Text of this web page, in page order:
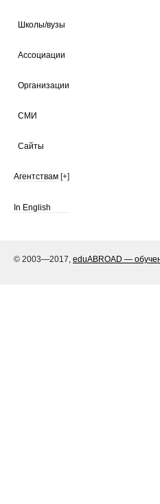
Школы/вузы
Ассоциации
Организации
СМИ
Сайты
Агентствам [+]
In English
© 2003—2017, eduABROAD —